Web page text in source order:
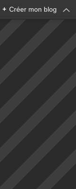
+ Créer mon blog